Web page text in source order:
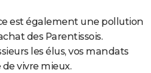
est également une pollution
des Parentissois.
les élus, vos mandats
vivre mieux.